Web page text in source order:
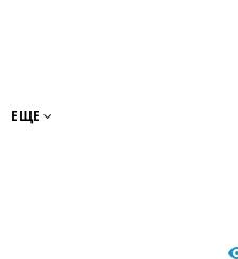
ЕЩЕ